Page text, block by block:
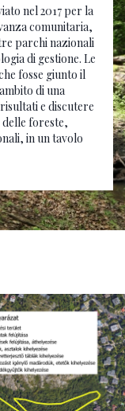
nel 2017 per la
comunitaria,
parchi nazionali
di gestione. Le
fosse giunto il
di una
e discutere
foreste,
in un tavolo